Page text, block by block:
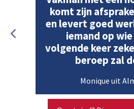
komt zijn
en levert goed
iemand op
volgende keer
beroep zal
Monique uit